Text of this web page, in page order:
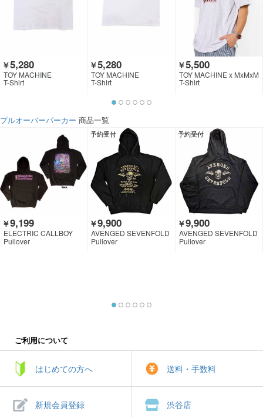
￥5,280
TOY MACHINE
T-Shirt
￥5,280
TOY MACHINE
T-Shirt
￥5,500
TOY MACHINE x MxMxM
T-Shirt
プルオーバーパーカー 商品一覧
￥9,199
ELECTRIC CALLBOY
Pullover
予約受付
￥9,900
AVENGED SEVENFOLD
Pullover
予約受付
￥9,900
AVENGED SEVENFOLD
Pullover
ご利用について
はじめての方へ 送料・手数料
新規会員登録 渋谷店